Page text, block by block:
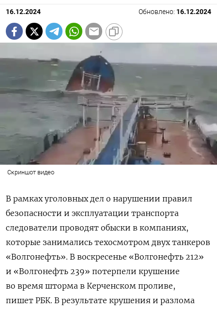
16.12.2024 Обновлено: 16.12.2024
Скриншот видео
В рамках уголовных дел о нарушении правил
безопасности и эксплуатации транспорта
следователи проводят обыски в компаниях,
которые занимались техосмотром двух танкеров
«Волгонефть». В воскресенье «Волгонефть 212»
и «Волгонефть 239» потерпели крушение
во время шторма в Керченском проливе,
пишет РБК. В результате крушения и разлома